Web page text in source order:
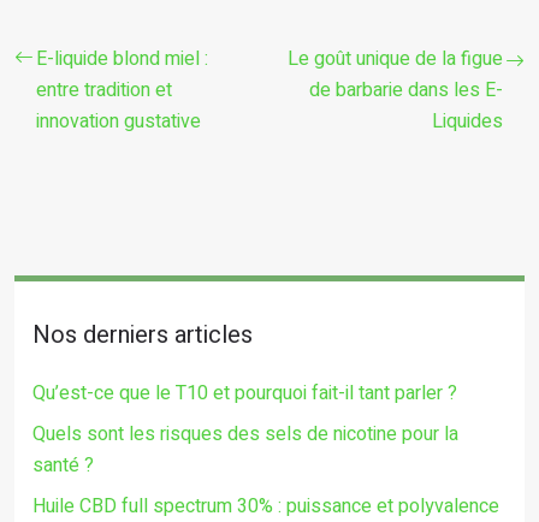
E-liquide blond miel :
entre tradition et
innovation gustative
Le goût unique de la figue
de barbarie dans les E-
Liquides
Nos derniers articles
Qu’est-ce que le T10 et pourquoi fait-il tant parler ?
Quels sont les risques des sels de nicotine pour la
santé ?
Huile CBD full spectrum 30% : puissance et polyvalence